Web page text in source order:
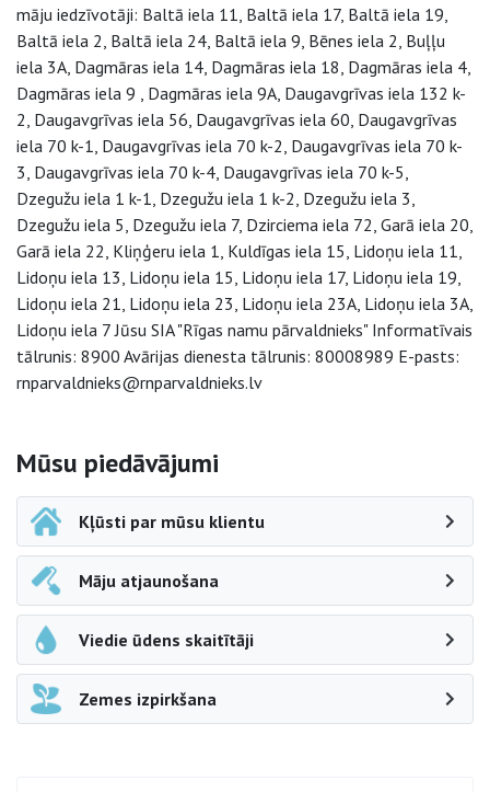
māju iedzīvotāji: Baltā iela 11, Baltā iela 17, Baltā iela 19,
Baltā iela 2, Baltā iela 24, Baltā iela 9, Bēnes iela 2, Buļļu
iela 3A, Dagmāras iela 14, Dagmāras iela 18, Dagmāras iela 4,
Dagmāras iela 9 , Dagmāras iela 9A, Daugavgrīvas iela 132 k-
2, Daugavgrīvas iela 56, Daugavgrīvas iela 60, Daugavgrīvas
iela 70 k-1, Daugavgrīvas iela 70 k-2, Daugavgrīvas iela 70 k-
3, Daugavgrīvas iela 70 k-4, Daugavgrīvas iela 70 k-5,
Dzegužu iela 1 k-1, Dzegužu iela 1 k-2, Dzegužu iela 3,
Dzegužu iela 5, Dzegužu iela 7, Dzirciema iela 72, Garā iela 20,
Garā iela 22, Kliņģeru iela 1, Kuldīgas iela 15, Lidoņu iela 11,
Lidoņu iela 13, Lidoņu iela 15, Lidoņu iela 17, Lidoņu iela 19,
Lidoņu iela 21, Lidoņu iela 23, Lidoņu iela 23A, Lidoņu iela 3A,
Lidoņu iela 7 Jūsu SIA "Rīgas namu pārvaldnieks" Informatīvais
tālrunis: 8900 Avārijas dienesta tālrunis: 80008989 E-pasts:
rnparvaldnieks@rnparvaldnieks.lv
Sāna navigācija
Mūsu piedāvājumi
Kļūsti par mūsu klientu
Māju atjaunošana
Viedie ūdens skaitītāji
Zemes izpirkšana